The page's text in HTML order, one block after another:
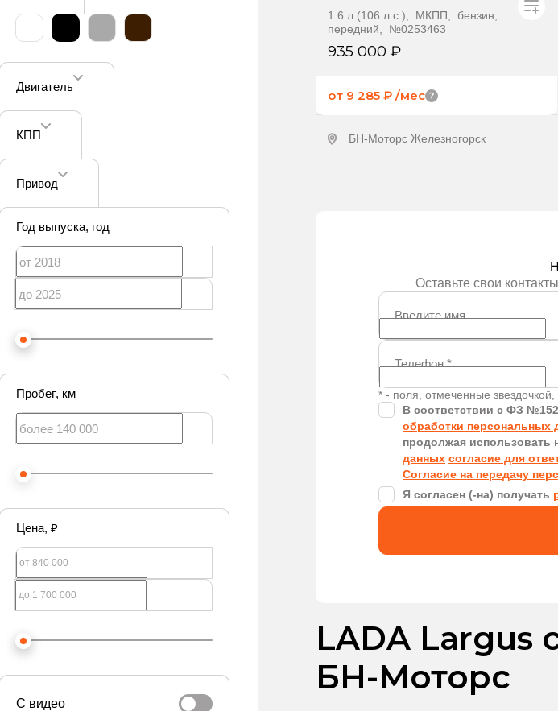
Двигатель
КПП
Привод
Год выпуска, год
Пробег, км
Цена, ₽
С видео
1.6 л (106 л.с.), МКПП, бензин,
передний, №0253463
935 000 ₽
от 9 285 ₽ /мес
БН-Моторс Железногорск
Оставьте свои
Введите имя
Телефон*
* - поля, отмеченные
В соответствии с ФЗ
обработки персональных
продолжая использовать
данных согласие для
Согласие на передачу
Я согласен (-на) получать
LADA Largus
БН-Моторс